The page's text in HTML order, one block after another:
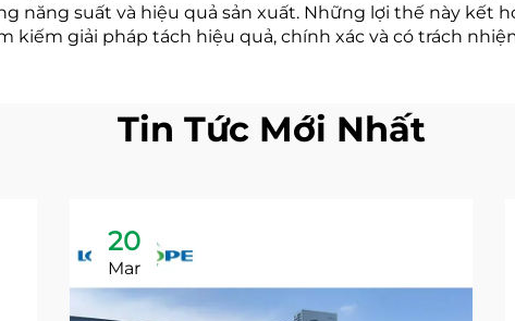
năng suất và hiệu quả sản xuất. Những lợi thế này kết
kiếm giải pháp tách hiệu quả, chính xác và có trách
Tin Tức Mới Nhất
20
Mar